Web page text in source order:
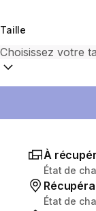
Taille
À
État de
État de